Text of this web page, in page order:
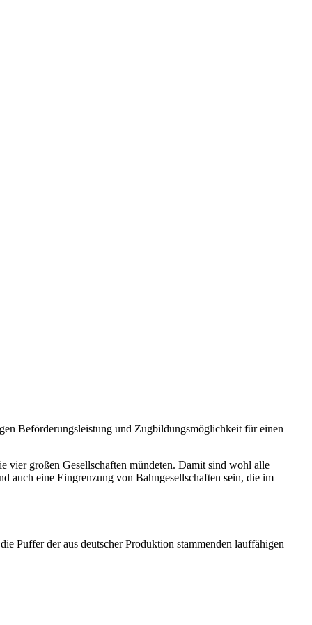
Beförderungsleistung und Zugbildungsmöglichkeit für einen
vier großen Gesellschaften mündeten. Damit sind wohl alle
auch eine Eingrenzung von Bahngesellschaften sein, die im
Puffer der aus deutscher Produktion stammenden lauffähigen